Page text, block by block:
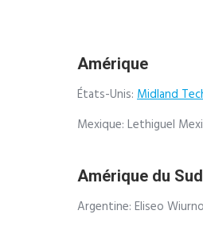
Amérique
États-Unis: Midland
Mexique: Lethiguel
Amérique du Sud
Argentine: Eliseo